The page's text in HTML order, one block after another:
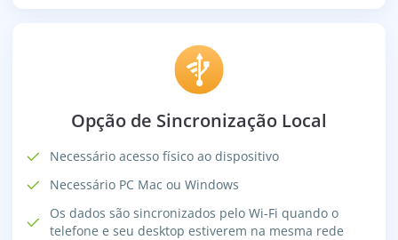
Opção de Sincronização Local
Necessário acesso físico ao dispositivo
Necessário PC Mac ou Windows
Os dados são sincronizados pelo Wi-Fi quando o
telefone e seu desktop estiverem na mesma rede